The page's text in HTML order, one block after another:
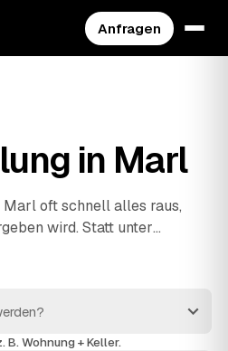
Anfragen
in Marl
Marl oft schnell alles raus,
wird. Statt unter
zu nehmen, stellen
Sie Preise und Termine, auch
kümmern sich ums
Wohnung + Keller.